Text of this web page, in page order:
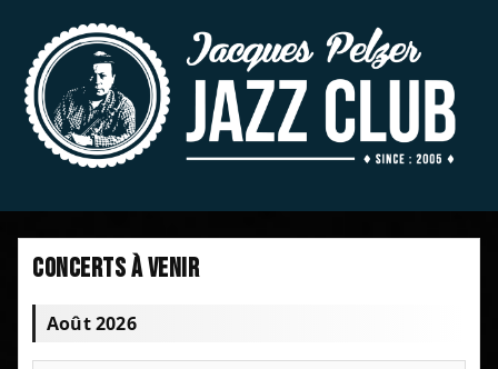
Concerts à venir
Août 2026